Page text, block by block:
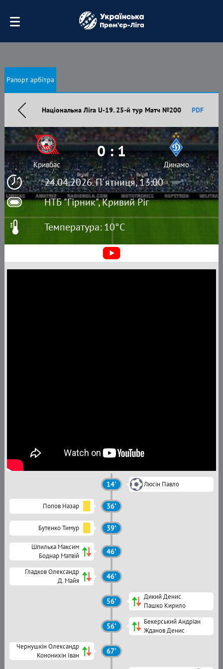
Рапорт арбітра
Національна Ліга U-19. 25-й тур Матч №200 PDF
24.04.2026. П`ятниця, 13:00
НТБ "Гірник", Кривий Ріг
Кривбас
0 : 1
Динамо
Температура: 10°C
14' Люсін Павло
Попов Назар 36'
Бутенко Тимур 39'
Шпилька Максим
Боднар Матвій
46'
Гладков Олександр
Д. Майя
46'
56'
Дикий Денис
Пашко Кирило
56'
Бекерський Андріан
Жданов Денис
Чернушкін Олександр
Кононихін Іван
67'